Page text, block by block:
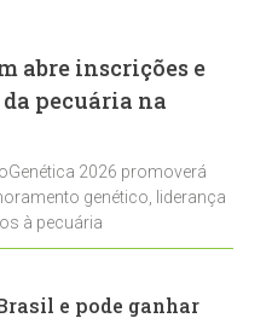
abre inscrições e
pecuária na
2026 promoverá
genético, liderança
à pecuária
e pode ganhar